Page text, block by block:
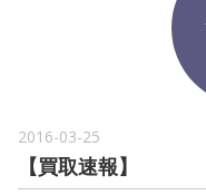
2016-03-25
【買取速報】